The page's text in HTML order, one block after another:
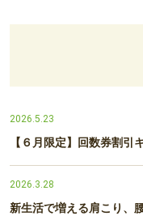
2026.5.23
【６月限定】回数券割引
2026.3.28
新生活で増える肩こり、